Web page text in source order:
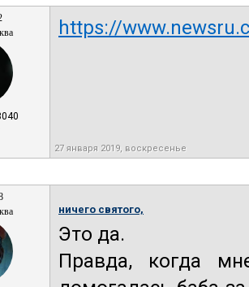
https://
27 января 2019, воскресенье
ничего святого,
Это да.
Правда, когда